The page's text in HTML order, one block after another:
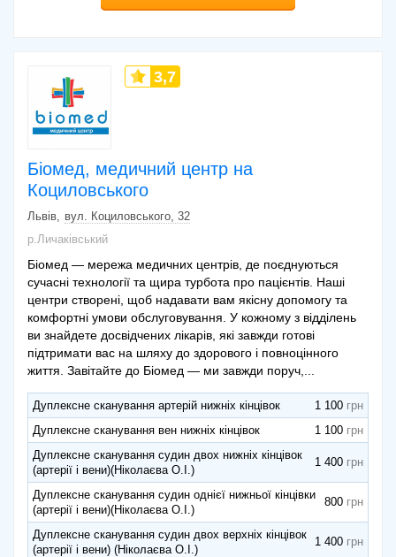
Біомед, медичний центр на
Коциловського
3,7
Львів
вул. Коциловського, 32
р.Личаківський
Біомед — мережа медичних центрів, де поєднуються
сучасні технології та щира турбота про пацієнтів. Наші
центри створені, щоб надавати вам якісну допомогу та
комфортні умови обслуговування. У кожному з відділень
ви знайдете досвідчених лікарів, які завжди готові
підтримати вас на шляху до здорового і повноцінного
життя. Завітайте до Біомед — ми завжди поруч,...
Дуплексне сканування артерій нижніх кінцівок
1 100
Дуплексне сканування вен нижніх кінцівок
1 100
Дуплексне сканування судин двох нижніх кінцівок
(артерії і вени)(Ніколаєва О.І.)
1 400
Дуплексне сканування судин однієї нижньої кінцівки
(артерії і вени)(Ніколаєва О.І.)
800
Дуплексне сканування судин двох верхніх кінцівок
(артерії і вени) (Ніколаєва О.І.)
1 400